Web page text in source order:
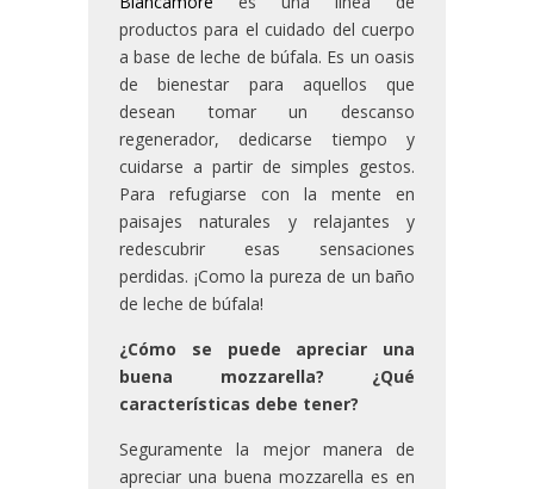
productos para el cuidado del cuerpo
a base de leche de búfala. Es un oasis
de bienestar para aquellos que
desean tomar un descanso
regenerador, dedicarse tiempo y
cuidarse a partir de simples gestos.
Para refugiarse con la mente en
paisajes naturales y relajantes y
redescubrir esas sensaciones
perdidas. ¡Como la pureza de un baño
de leche de búfala!
¿Cómo se puede apreciar una
buena mozzarella? ¿Qué
características debe tener?
Seguramente la mejor manera de
apreciar una buena mozzarella es en